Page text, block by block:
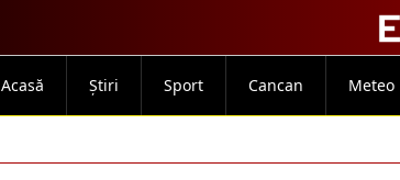
Acasă Știri Sport Cancan Meteo